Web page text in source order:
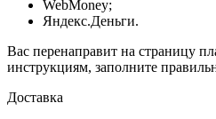
WebMoney;
Яндекс.Деньги.
Вас перенаправит на страницу
инструкциям, заполните
Доставка